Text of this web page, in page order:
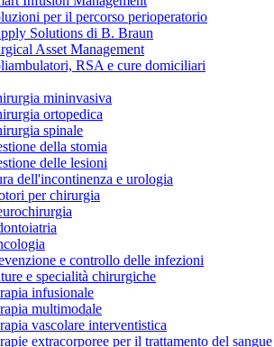
o cateteri
un campione al nostro Customer Care,
di lavoro!
di carriera del Gruppo B. Braun. Visita
per il percorso perioperatorio
Solutions di B. Braun
Asset Management
RSA e cure domiciliari
mininvasiva
ortopedica
spinale
della stomia
delle lesioni
dell'incontinenza e urologia
per chirurgia
e controllo delle infezioni
e specialità chirurgiche
infusionale
multimodale
vascolare interventistica
extracorporee per il trattamento del sangue